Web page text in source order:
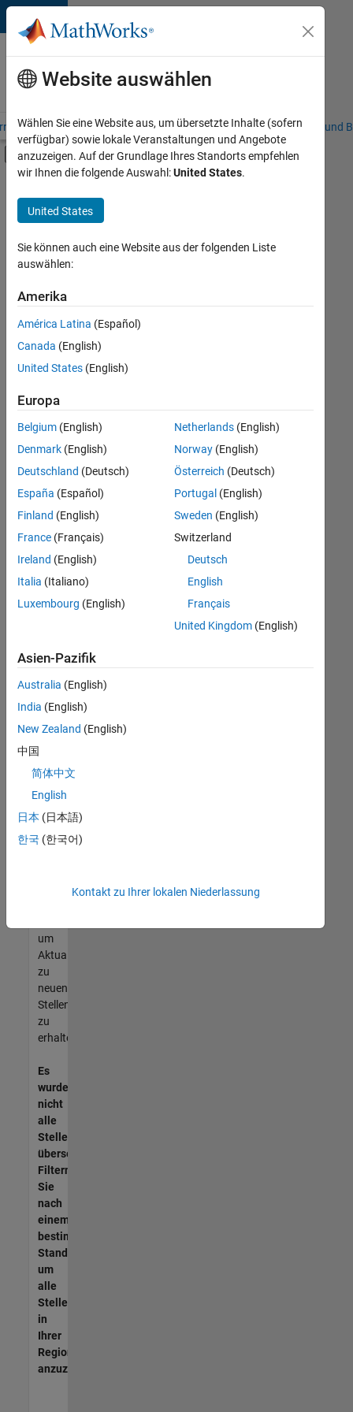
Weiter zum Inhalt
Karriere
bei
MathWorks
– Übersicht Stellensuche Niederlassungen Studierende und
Umschaltung für Off-Canvas-
Hauptinhalt
Information Technology
Commercial Sales
Customer Support
Education Sales
Sales Operations
Marketing Services
Business Model Team
Finance and Operations
Legal
Büro- und Verwaltungsdienste
+10
Derzeit
es
keine
offenen
Stellen,
Ihren
Suchkriterien
entsprechen.
können
die
Suchkriterien
weiter
fassen
oder
alle
Stellenangebote
anzeigen .
noch
keine
offenen
Stellen
können,
die
Ihren
entsprechen,
werden
unseres
um
Aktualisierungen
zu
neuen
Stellenangeboten
zu
erhalten.
Es
wurden
nicht
alle
Stellen
übersetzt.
Filtern
Sie
nach
einem
bestimmten
Standort,
um
alle
Stellenangebote
in
Ihrer
Region
anzuzeigen.
Website auswählen
Wählen Sie eine Website aus, um übersetzte Inhalte (sofern
verfügbar) sowie lokale Veranstaltungen und Angebote
anzuzeigen. Auf der Grundlage Ihres Standorts empfehlen
wir Ihnen die folgende Auswahl:United States.
United States
Sie können auch eine Website aus der folgenden Liste
auswählen:
Amerika
América Latina (Español)
Canada (English)
United States (English)
Europa
Belgium (English)
Denmark (English)
Deutschland (Deutsch)
España (Español)
Finland (English)
France (Français)
Ireland (English)
Italia (Italiano)
Luxembourg (English)
Netherlands(English)
Norway(English)
Österreich (Deutsch)
Portugal (English)
Sweden (English)
Switzerland
Deutsch
English
Français
United Kingdom(English)
Asien-Pazifik
Australia (English)
India (English)
New Zealand (English)
中国
简体中文
English
日本 (日本語)
한국 (한국어)
Kontakt zu Ihrer lokalen Niederlassung